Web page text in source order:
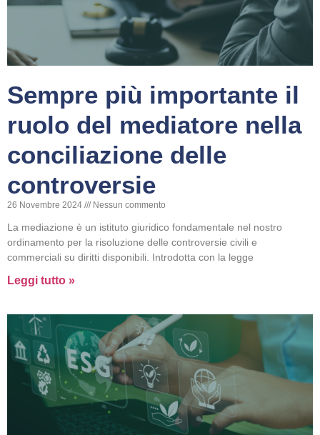
Sempre più importante il
ruolo del mediatore nella
conciliazione delle
controversie
26 Novembre 2024 Nessun commento
La mediazione è un istituto giuridico fondamentale nel nostro
ordinamento per la risoluzione delle controversie civili e
commerciali su diritti disponibili. Introdotta con la legge
Leggi tutto »